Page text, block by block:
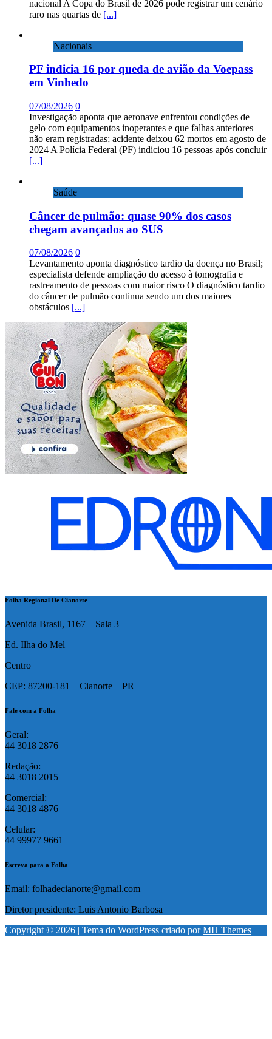
nacional A Copa do Brasil de 2026 pode registrar um cenário
raro nas quartas de [...]
Nacionais
PF indicia 16 por queda de avião da Voepass
em Vinhedo
07/08/2026 0
Investigação aponta que aeronave enfrentou condições de
gelo com equipamentos inoperantes e que falhas anteriores
não eram registradas; acidente deixou 62 mortos em agosto de
2024 A Polícia Federal (PF) indiciou 16 pessoas após concluir
[...]
Saúde
Câncer de pulmão: quase 90% dos casos
chegam avançados ao SUS
07/08/2026 0
Levantamento aponta diagnóstico tardio da doença no Brasil;
especialista defende ampliação do acesso à tomografia e
rastreamento de pessoas com maior risco O diagnóstico tardio
do câncer de pulmão continua sendo um dos maiores
obstáculos [...]
Folha Regional De Cianorte
Avenida Brasil, 1167 – Sala 3
Ed. Ilha do Mel
Centro
CEP: 87200-181 – Cianorte – PR
Fale com a Folha
Geral:
44 3018 2876
Redação:
44 3018 2015
Comercial:
44 3018 4876
Celular:
44 99977 9661
Escreva para a Folha
Email: folhadecianorte@gmail.com
Diretor presidente: Luis Antonio Barbosa
Copyright © 2026 | Tema do WordPress criado porMH Themes